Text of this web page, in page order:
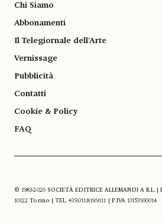
Chi Siamo
Abbonamenti
Il Telegiornale dell'Arte
Vernissage
Pubblicità
Contatti
Cookie & Policy
FAQ
© 1983-2026 SOCIETÀ EDITRICE ALLEMANDI A
10122 Torino | TEL. +39.011.819.9111 | P.IVA 13153930014